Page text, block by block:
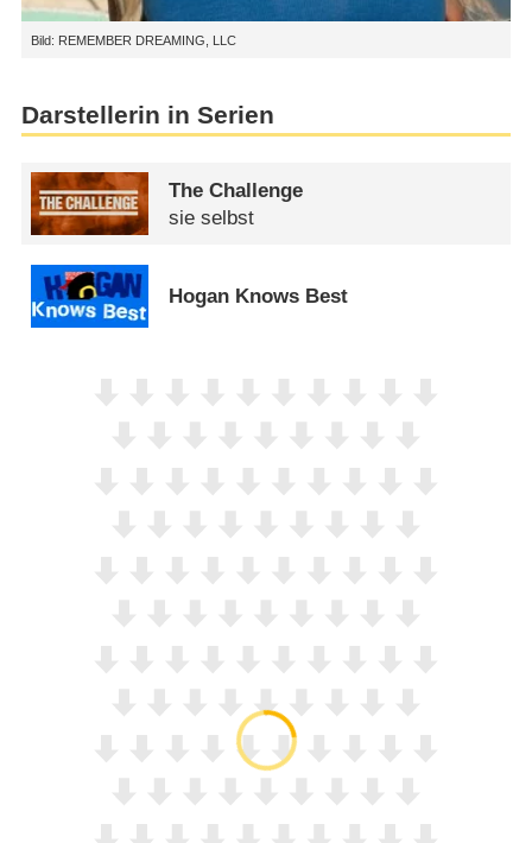
Bild: REMEMBER DREAMING, LLC
Darstellerin in Serien
The Challenge
sie selbst
Hogan Knows Best